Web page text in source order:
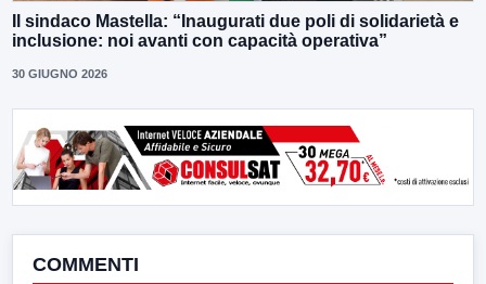
Il sindaco Mastella: “Inaugurati due poli di solidarietà e
inclusione: noi avanti con capacità operativa”
30 GIUGNO 2026
COMMENTI